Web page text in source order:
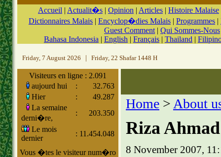
Accueil | Actualit�s | Opinion | Articles | Histoire Malaise
Dictionnaires Malais | Encyclop�dies Malais | Programmes |
Guest Comment | Qui Sommes-Nous
Bahasa Indonesia | English | Français | Thailand |
Friday, 7 August 2026 Friday, 22 Shafar 1448 H
Visiteurs en ligne : 2.091
aujourd hui
:
32.763
Hier
:
49.287
La semaine
derni�re,
:
203.350
Le mois
dernier
: 11.454.048
Vous �tes le visiteur num�ro
Home > About
Riza Ahmad
8 November 2007,